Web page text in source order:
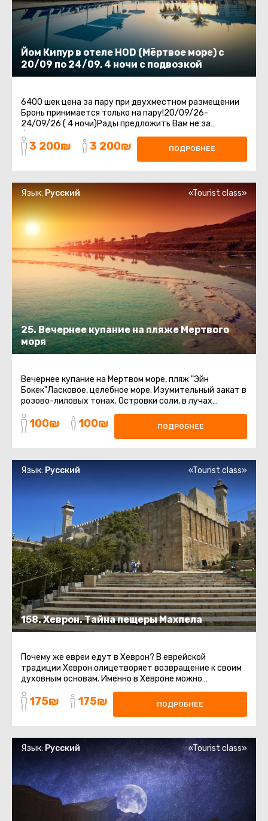
Йом Кипур в отеле HOD (Мёртвое море) с
20/09 по 24/09, 4 ночи с подвозкой
6400 шек цена за пару при двухместном размещении
Бронь принимается только на пару!20/09/26-
24/09/26 ( 4 ночи)Рады предложить Вам не за
бываемый отдых в отеле HOD на Мертвом Море.Отдых
... 3 200₪ 3 200₪ ПОДРОБНЕЕ
25. Вечернее купание на пляже Мертвого
моря
Язык: Русский «Tourist class»
Вечернее купание на Мертвом море, пляж "Эйн
Бокек"Ласковое, целебное море. Изумительный закат в
розово-лиловых тонах. Островки соли, в лучах
заходящего солнца, переливающиеся ...
100₪ 100₪ ПОДРОБНЕЕ
158. Хеврон. Тайна пещеры Махпела
Язык: Русский «Tourist class»
Почему же евреи едут в Хеврон? В еврейской
традиции Хеврон олицетворяет возвращение к своим
духовным основам. Именно в Хевроне можно
почувствовать связь с Праотцами ...
175₪ 175₪ ПОДРОБНЕЕ
Язык: Русский «Tourist class»